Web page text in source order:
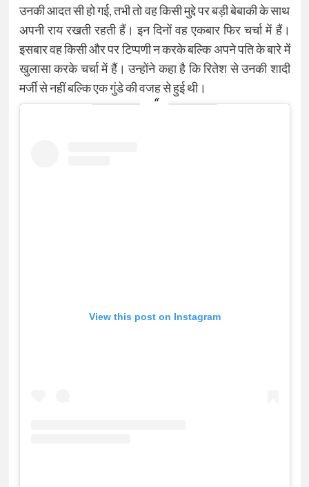
उनकी आदत सी हो गई, तभी तो वह किसी मुद्दे पर बड़ी बेबाकी के साथ
अपनी राय रखती रहती हैं। इन दिनों वह एकबार फिर चर्चा में हैं।
इसबार वह किसी और पर टिप्पणी न करके बल्कि अपने पति के बारे में
खुलासा करके चर्चा में हैं। उन्होंने कहा ​है कि रितेश से उनकी शादी
मर्जी से नहीं बल्कि एक गुंडे की वजह से हुई थी।
View this post on Instagram